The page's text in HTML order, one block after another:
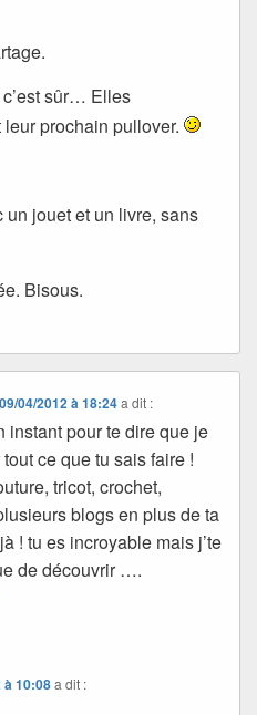
sûr… Elles
prochain pullover.
jouet et un livre, sans
Bisous.
09/04/2012 à 18:24 a dit :
instant pour te dire que je
ce que tu sais faire !
tricot, crochet,
blogs en plus de ta
! tu es incroyable mais j’te
de découvrir ….
à 10:08a dit :